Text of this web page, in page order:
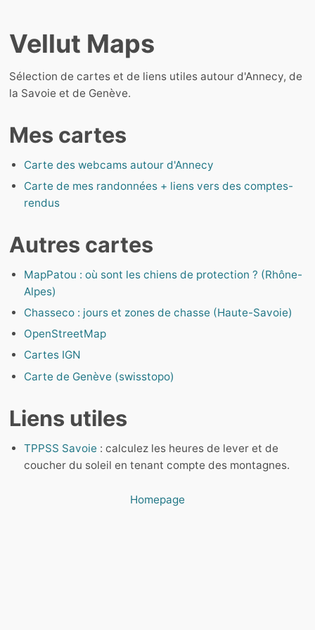
Vellut Maps
Sélection de cartes et de liens utiles autour d'Annecy, de
la Savoie et de Genève.
Mes cartes
Carte des webcams autour d'Annecy
Carte de mes randonnées + liens vers des comptes-
rendus
Autres cartes
MapPatou : où sont les chiens de protection ? (Rhône-
Alpes)
Chasseco : jours et zones de chasse (Haute-Savoie)
OpenStreetMap
Cartes IGN
Carte de Genève (swisstopo)
Liens utiles
TPPSS Savoie : calculez les heures de lever et de
coucher du soleil en tenant compte des montagnes.
Homepage